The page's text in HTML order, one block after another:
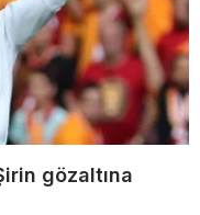
gözaltına